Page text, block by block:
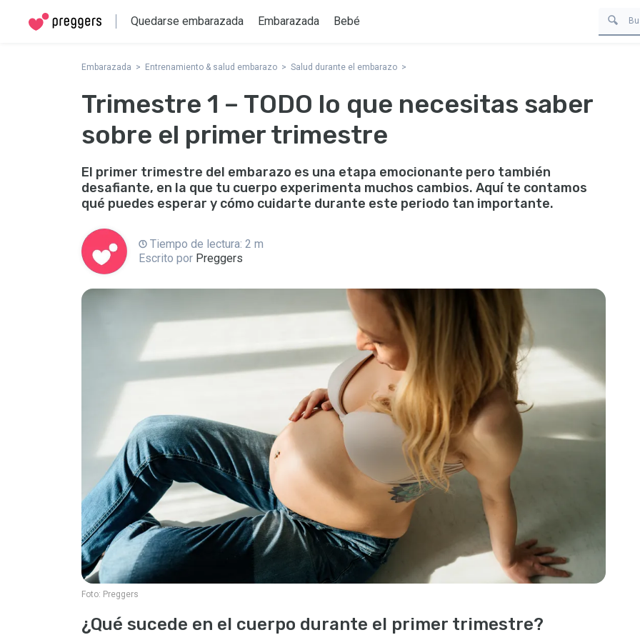
Quedarse embarazada Embarazada Bebé
Embarazada Entrenamiento & salud embarazo Salud durante el embarazo
Trimestre 1 – TODO lo que necesitas saber
sobre el primer trimestre
El primer trimestre del embarazo es una etapa emocionante pero también
desafiante, en la que tu cuerpo experimenta muchos cambios. Aquí te contamos
qué puedes esperar y cómo cuidarte durante este periodo tan importante.
Tiempo de lectura: 2 m
Escrito por Preggers
Foto: Preggers
¿Qué sucede en el cuerpo durante el primer trimestre?